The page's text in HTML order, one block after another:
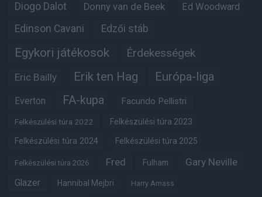
Diogo Dalot Donny van de Beek Ed Woodward
Edinson Cavani Edzői stáb
Egykori játékosok Érdekességek
Eric Bailly Erik ten Hag Európa-liga
Everton FA-kupa Facundo Pellistri
Felkészülési túra 2022 Felkészülési túra 2023
Felkészülési túra 2024 Felkészülési túra 2025
Felkészülési túra 2026 Fred Fulham Gary Neville
Glazer Hannibal Mejbri Harry Amass